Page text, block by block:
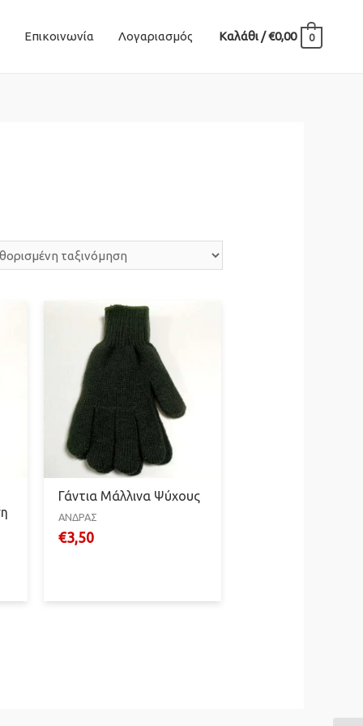
Επικοινωνία Λογαριασμός Καλάθι/€0,00 0
Γάντια Μάλλινα Ψύχους
ΑΝΔΡΑΣ
€3,50